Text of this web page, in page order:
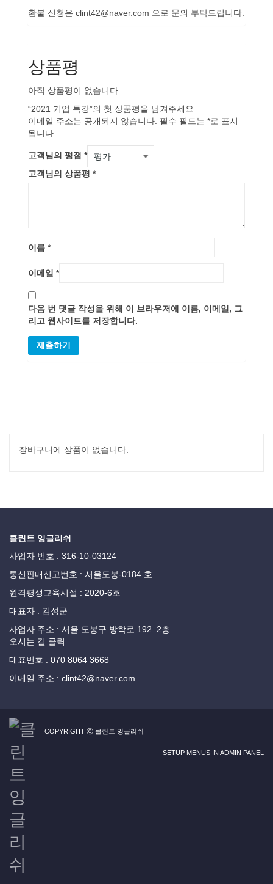
환불 신청은 clint42@naver.com 으로 문의 부탁드립니다.
상품평
아직 상품평이 없습니다.
“2021 기업 특강”의 첫 상품평을 남겨주세요
이메일 주소는 공개되지 않습니다. 필수 필드는 *로 표시
됩니다
고객님의 평점 *
고객님의 상품평 *
이름 *
이메일 *
다음 번 댓글 작성을 위해 이 브라우저에 이름, 이메일, 그
리고 웹사이트를 저장합니다.
장바구니에 상품이 없습니다.
클린트 잉글리쉬
사업자 번호 : 316-10-03124
통신판매신고번호 : 서울도봉-0184 호
원격평생교육시설 : 2020-6호
대표자 : 김성군
사업자 주소 : 서울 도봉구 방학로 192 2층
오시는 길 클릭
대표번호 : 070 8064 3668
이메일 주소 : clint42@naver.com
COPYRIGHT Ⓒ 클린트 잉글리쉬
SETUP MENUS IN ADMIN PANEL